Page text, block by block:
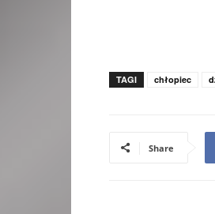
TAGI chłopiec
Share